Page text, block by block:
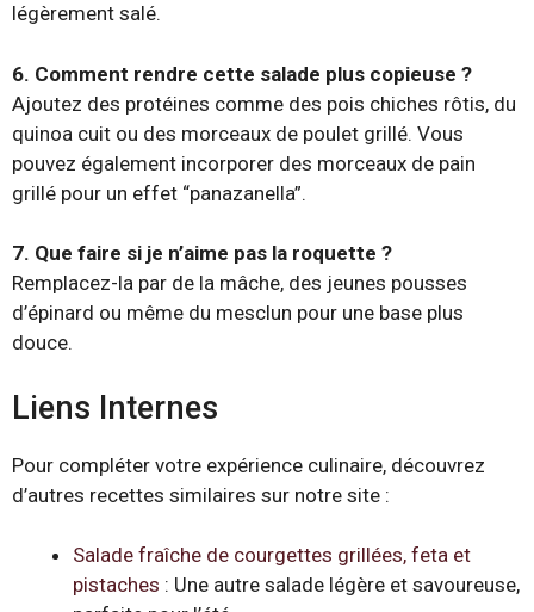
légèrement salé.
6. Comment rendre cette salade plus copieuse ?
Ajoutez des protéines comme des pois chiches rôtis, du
quinoa cuit ou des morceaux de poulet grillé. Vous
pouvez également incorporer des morceaux de pain
grillé pour un effet “panazanella”.
7. Que faire si je n’aime pas la roquette ?
Remplacez-la par de la mâche, des jeunes pousses
d’épinard ou même du mesclun pour une base plus
douce.
Liens Internes
Pour compléter votre expérience culinaire, découvrez
d’autres recettes similaires sur notre site :
Salade fraîche de courgettes grillées, feta et
pistaches : Une autre salade légère et savoureuse,